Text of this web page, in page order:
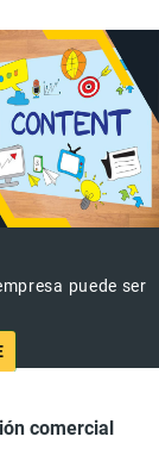
puede ser
comercial